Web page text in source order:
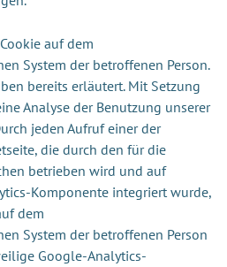
auf dem
System der betroffenen Person.
bereits erläutert. Mit Setzung
Analyse der Benutzung unserer
jeden Aufruf einer der
die durch den für die
betrieben wird und auf
Komponente integriert wurde,
dem
System der betroffenen Person
Google-Analytics-